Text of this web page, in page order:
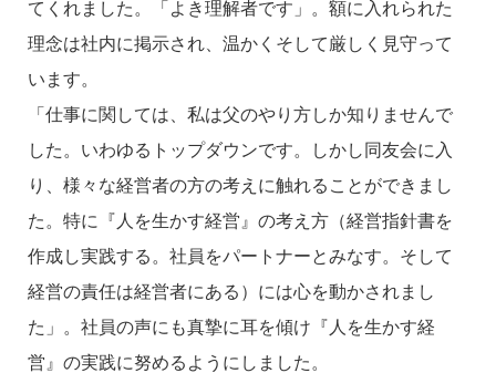
てくれました。「よき理解者です」。額に入れられた
理念は社内に掲示され、温かくそして厳しく見守って
います。
「仕事に関しては、私は父のやり方しか知りませんで
した。いわゆるトップダウンです。しかし同友会に入
り、様々な経営者の方の考えに触れることができまし
た。特に『人を生かす経営』の考え方（経営指針書を
作成し実践する。社員をパートナーとみなす。そして
経営の責任は経営者にある）には心を動かされまし
た」。社員の声にも真摯に耳を傾け『人を生かす経
営』の実践に努めるようにしました。